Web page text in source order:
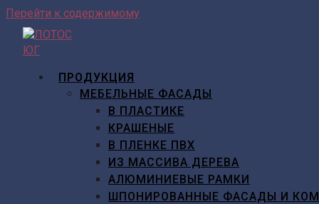
Перейти к содержимому
ПРОДУКЦИЯ
МЕБЕЛЬНЫЕ ФАСАДЫ
В ПЛАСТИКЕ
КРАШЕНЫЕ
В ПЛЕНКЕ ПВХ
ИЗ МАССИВА ДЕРЕВА
АЛЮМИНИЕВЫЕ РАМКИ
ШПОНИРОВАННЫЕ ФАСАДЫ И